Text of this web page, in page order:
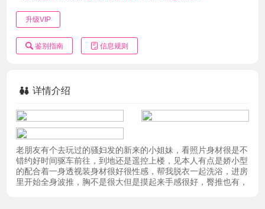
升级VIP
鉴别指南 信息规则
详情介绍
老朋友有个去玩过的骚妇发的新来的小姐妹，看照片身材很是不
错约好时间驱车前往，到地还是遥控上楼，见本人有点是娇小型
的配合着一身透视装身材很好很性感，帮我脱衣一起洗浴，进房
里开始全身波推，胸不是很大但是摸起来手感很好，臀推也有，